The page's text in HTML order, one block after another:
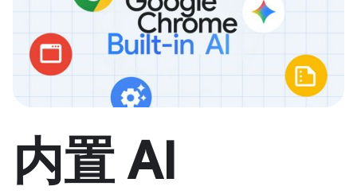
内置 AI